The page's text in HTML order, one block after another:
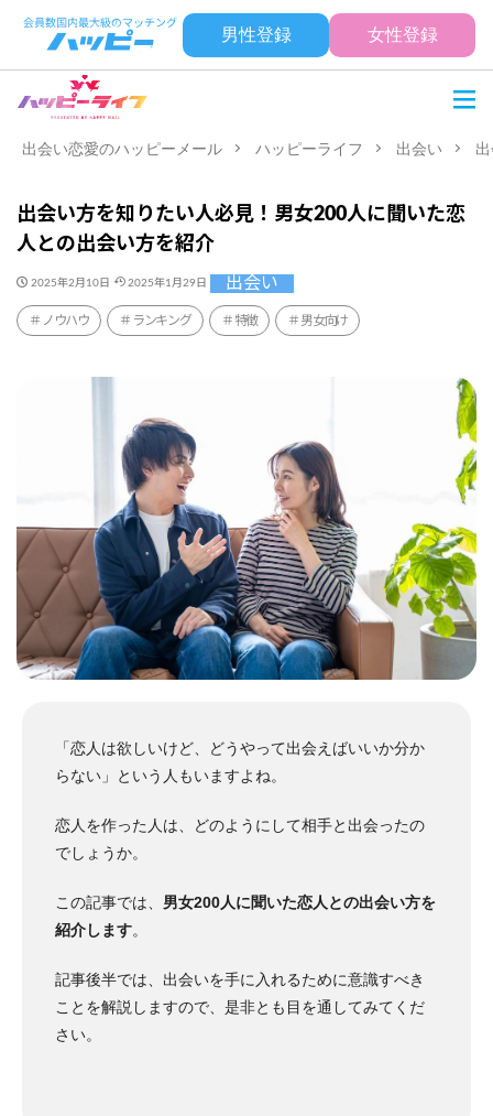
男性登録 女性登録
出会い恋愛のハッピーメール ハッピーライフ 出会い
出会い方を知りたい人必見！男女200人に聞いた恋
人との出会い方を紹介
2025年2月10日 2025年1月29日 出会い
ノウハウ ランキング 特徴 男女向け
「恋人は欲しいけど、どうやって出会えばいいか分か
らない」という人もいますよね。
恋人を作った人は、どのようにして相手と出会ったの
でしょうか。
この記事では、 男女200人に聞いた恋人との出会い方を
紹介します。
記事後半では、出会いを手に入れるために意識すべき
ことを解説しますので、是非とも目を通してみてくだ
さい。